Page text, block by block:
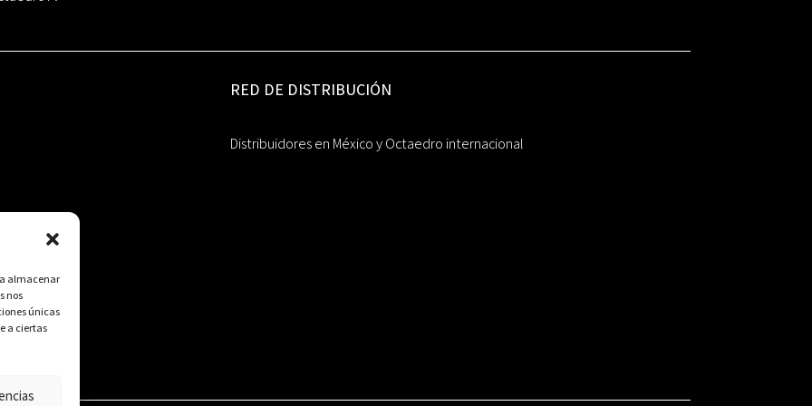
almacenar
nos
únicas
a ciertas
RED DE DISTRIBUCIÓN
Distribuidores en México y Octaedro internacional